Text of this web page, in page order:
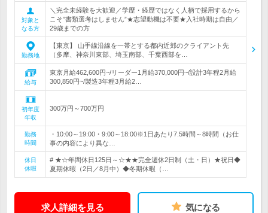
対象と
なる方
＼完全未経験を大歓迎／学歴・経歴ではなく人柄で採用するから
こそ”書類選考はしません”★志望動機は不要★入社時期は自由／
29歳までの方
勤務地
【東京】 山手線沿線を一帯とする都内近郊のクライアント先
（多摩、神奈川東部、埼玉南部、千葉西部を…
給与
東京月給462,600円~/リーダー1月給370,000円~/設計3年程2月給
300,850円~/製造3年程3月給2…
初年度
年収
300万円～700万円
勤務
時間
・10:00～19:00・9:00～18:00※1日あたり7.5時間～8時間（お仕
事の内容により異な…
休日
休暇
# ★☆年間休日125日～☆★★完全週休2日制（土・日）★祝日◆
夏期休暇（2日／8月中）◆冬期休暇（…
求人詳細を見る 気になる